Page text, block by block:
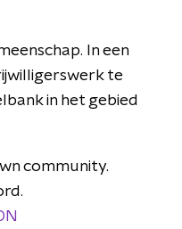
In een
te
in het gebied
community.